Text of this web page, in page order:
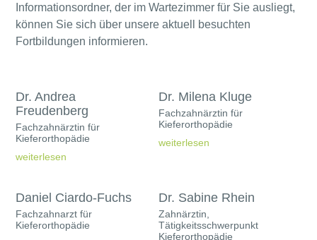
Informationsordner, der im Wartezimmer für Sie ausliegt,
können Sie sich über unsere aktuell besuchten
Fortbildungen informieren.
Dr. Andrea
Freudenberg
Fachzahnärztin für
Kieferorthopädie
weiterlesen
Dr. Milena Kluge
Fachzahnärztin für
Kieferorthopädie
weiterlesen
Daniel Ciardo-Fuchs
Fachzahnarzt für
Kieferorthopädie
Dr. Sabine Rhein
Zahnärztin,
Tätigkeitsschwerpunkt
Kieferorthopädie